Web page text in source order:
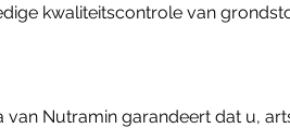
kwaliteitscontrole van
Nutramin garandeert dat u,